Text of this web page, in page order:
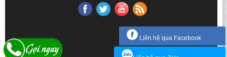
Liên hệ qua Facebook